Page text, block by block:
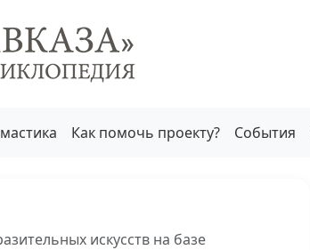
Как помочь проекту? События
искусств на базе